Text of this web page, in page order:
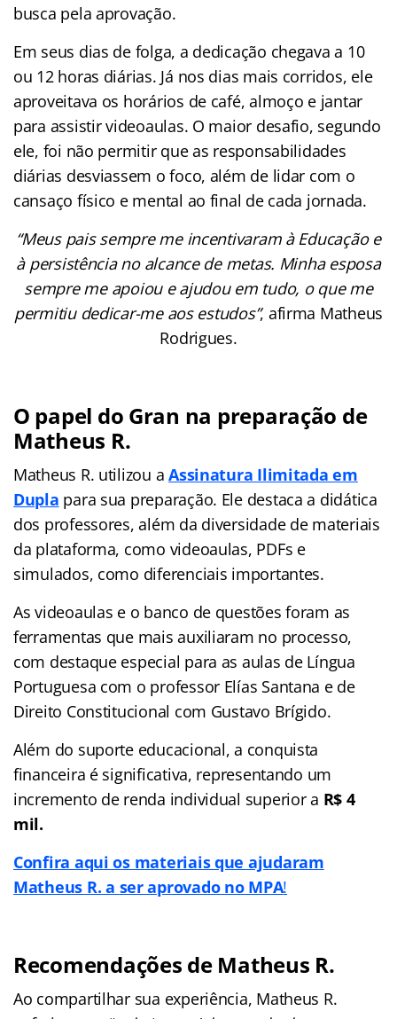
busca pela aprovação.
Em seus dias de folga, a dedicação chegava a 10
ou 12 horas diárias. Já nos dias mais corridos, ele
aproveitava os horários de café, almoço e jantar
para assistir videoaulas. O maior desafio, segundo
ele, foi não permitir que as responsabilidades
diárias desviassem o foco, além de lidar com o
cansaço físico e mental ao final de cada jornada.
“Meus pais sempre me incentivaram à Educação e
à persistência no alcance de metas. Minha esposa
sempre me apoiou e ajudou em tudo, o que me
permitiu dedicar-me aos estudos”, afirma Matheus
Rodrigues.
O papel do Gran na preparação de
Matheus R.
Matheus R. utilizou aAssinatura Ilimitada em
Dupla para sua preparação. Ele destaca a didática
dos professores, além da diversidade de materiais
da plataforma, como videoaulas, PDFs e
simulados, como diferenciais importantes.
As videoaulas e o banco de questões foram as
ferramentas que mais auxiliaram no processo,
com destaque especial para as aulas de Língua
Portuguesa com o professor Elías Santana e de
Direito Constitucional com Gustavo Brígido.
Além do suporte educacional, a conquista
financeira é significativa, representando um
incremento de renda individual superior a R$ 4
mil.
Confira aqui os materiais que ajudaram
Matheus R. a ser aprovado no MPA!
Recomendações de Matheus R.
Ao compartilhar sua experiência, Matheus R.